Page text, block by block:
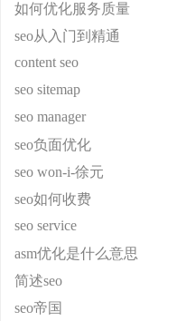
如何优化服务质量
seo从入门到精通
content seo
seo sitemap
seo manager
seo负面优化
seo won-i-徐元
seo如何收费
seo service
asm优化是什么意思
简述seo
seo帝国